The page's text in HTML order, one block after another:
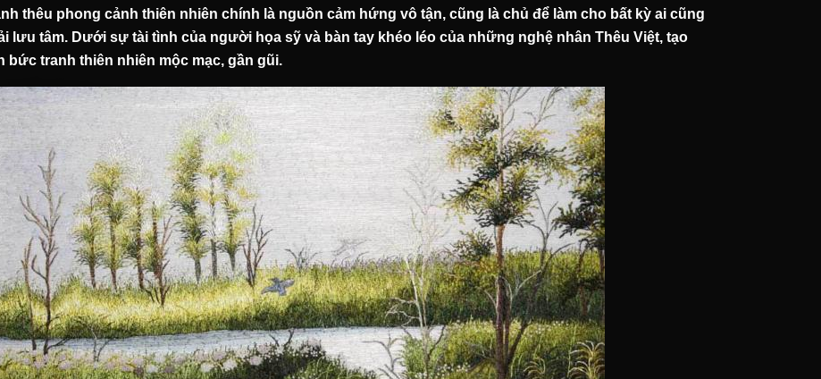
thêu phong cảnh thiên nhiên chính là nguồn cảm hứng vô tận, cũng là chủ để làm cho bất kỳ ai cũng
lưu tâm. Dưới sự tài tình của người họa sỹ và bàn tay khéo léo của những nghệ nhân Thêu Việt, tạo
bức tranh thiên nhiên mộc mạc, gần gũi.